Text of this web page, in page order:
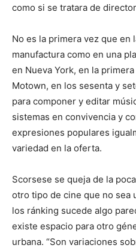
como si se tratara de
No es la primera vez que en
manufactura como en una
en Nueva York, en la
Motown, en los sesenta y
para componer y editar
sistemas en convivencia y
expresiones populares
variedad en la oferta.
Scorsese se queja de la
otro tipo de cine que no sea
los ránking sucede algo
existe espacio para otro
urbana. “Son variaciones